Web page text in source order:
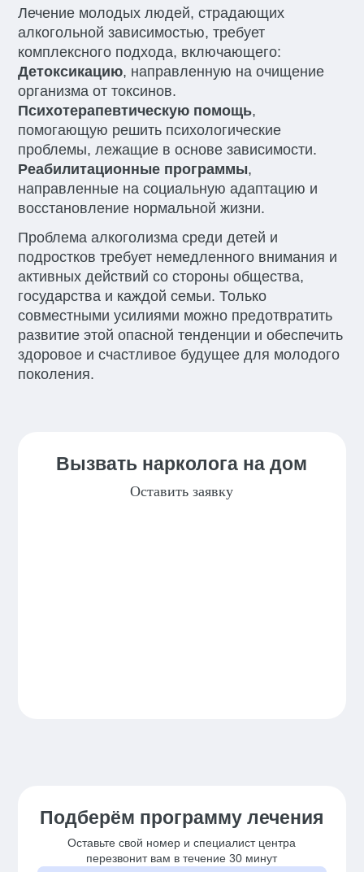
Лечение молодых людей, страдающих
алкогольной зависимостью, требует
комплексного подхода, включающего:
Детоксикацию, направленную на очищение
организма от токсинов.
Психотерапевтическую помощь,
помогающую решить психологические
проблемы, лежащие в основе зависимости.
Реабилитационные программы,
направленные на социальную адаптацию и
восстановление нормальной жизни.
Проблема алкоголизма среди детей и
подростков требует немедленного внимания и
активных действий со стороны общества,
государства и каждой семьи. Только
совместными усилиями можно предотвратить
развитие этой опасной тенденции и обеспечить
здоровое и счастливое будущее для молодого
поколения.
Вызвать нарколога на дом
Оставить заявку
Подберём программу лечения
Оставьте свой номер и специалист центра
перезвонит вам в течение 30 минут